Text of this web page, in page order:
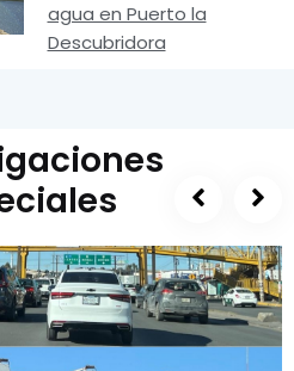
agua en Puerto la
Descubridora